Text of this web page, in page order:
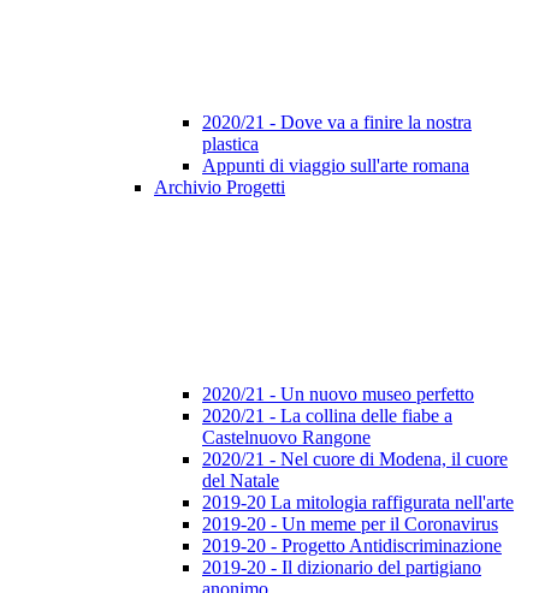
2020/21 - Dove va a finire la nostra
plastica
Appunti di viaggio sull'arte romana
Archivio Progetti
2020/21 - Un nuovo museo perfetto
2020/21 - La collina delle fiabe a
Castelnuovo Rangone
2020/21 - Nel cuore di Modena, il cuore
del Natale
2019-20 La mitologia raffigurata nell'arte
2019-20 - Un meme per il Coronavirus
2019-20 - Progetto Antidiscriminazione
2019-20 - Il dizionario del partigiano